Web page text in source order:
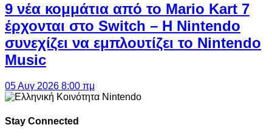
9 νέα κομμάτια από το Mario Kart 7
έρχονται στο Switch – Η Nintendo
συνεχίζει να εμπλουτίζει το Nintendo
Music
05 Αυγ 2026 8:00 πμ
Stay Connected